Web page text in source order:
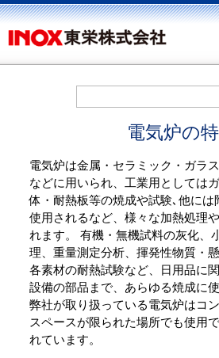
電気炉の
電気炉は金属・セラミック・ガラ
などに用いられ、工業用としては
体・耐熱板等の焼成や試験､他には
使用されるなど、様々な加熱処理
れます。 有機・無機試料の灰化、
理、重量測定分析、揮発性物質・
各素材の耐熱試験など、日用品に
設備の部品まで、あらゆる焼成に
弊社が取り扱っている電気炉はコ
スペースが限られた場所でも使用
れています。